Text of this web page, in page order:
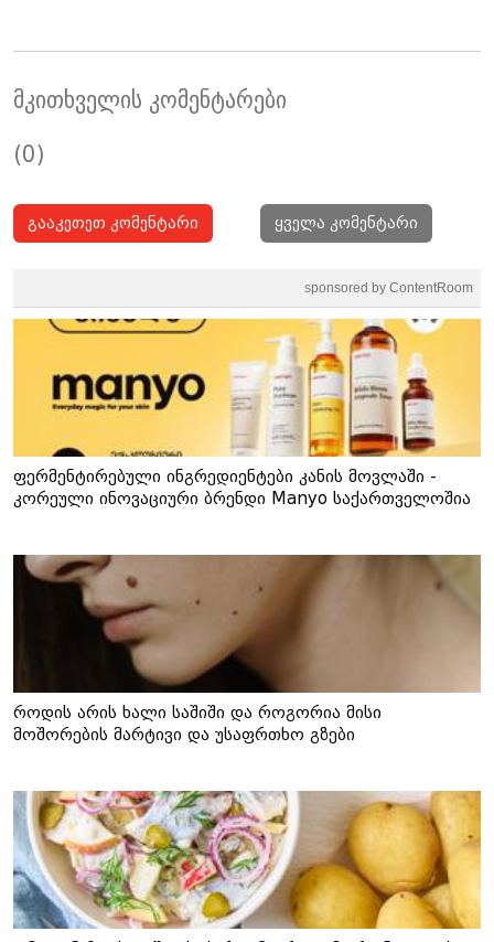
მკითხველის კომენტარები
(0)
გააკეთეთ კომენტარი ყველა კომენტარი
sponsored by ContentRoom
ფერმენტირებული ინგრედიენტები კანის მოვლაში -
კორეული ინოვაციური ბრენდი Manyo საქართველოშია
როდის არის ხალი საშიში და როგორია მისი
მოშორების მარტივი და უსაფრთხო გზები